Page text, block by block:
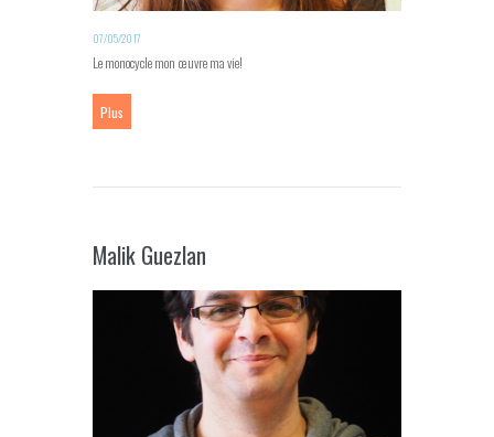
07/05/2017
Le monocycle mon œuvre ma vie!
Plus
Malik Guezlan